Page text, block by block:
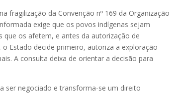
fragilização da Convenção nº 169 da Organização
exige que os povos indígenas sejam
que os afetem, e antes da autorização de
Estado decide primeiro, autoriza a exploração
A consulta deixa de orientar a decisão para
ser negociado e transforma-se um direito